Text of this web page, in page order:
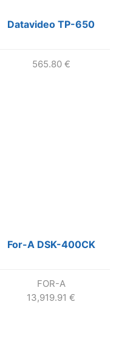
Datavideo TP-650
565.80 €
For-A DSK-400CK
FOR-A
13,919.91 €